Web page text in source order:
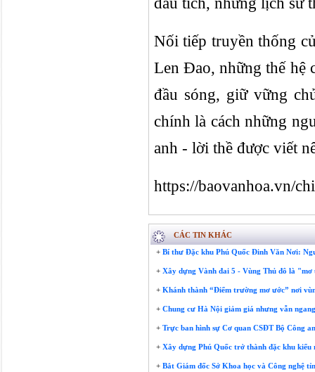
Nối tiếp truyền thống
Len Đao, những thế hệ
đầu sóng, giữ vững
chính là cách những
anh - lời thề được viết
https://baovanhoa.vn/
CÁC TIN KHÁC
+ Bí thư Đặc khu Phú Quốc Đinh Văn Nơi:
+ Xây dựng Vành đai 5 - Vùng Thủ đô là
+ Khánh thành “Điểm trường mơ ước” nơi
+ Chung cư Hà Nội giảm giá nhưng vẫn
+ Trực ban hình sự Cơ quan CSĐT Bộ Công
+ Xây dựng Phú Quốc trở thành đặc khu
+ Bắt Giám đốc Sở Khoa học và Công nghệ